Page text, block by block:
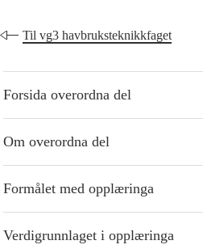
Til vg3 havbruksteknikkfaget
Forsida overordna del
Om overordna del
Formålet med opplæringa
Verdigrunnlaget i opplæringa